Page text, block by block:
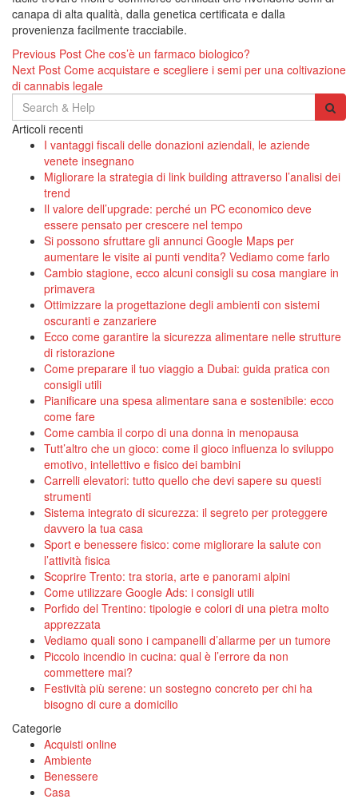
canapa di alta qualità, dalla genetica certificata e dalla
provenienza facilmente tracciabile.
Navigazione
articoli
Previous Post Che cos’è un farmaco biologico?
Next Post Come acquistare e scegliere i semi per una coltivazione
di cannabis legale
Search
for:
Articoli recenti
I vantaggi fiscali delle donazioni aziendali, le aziende
venete insegnano
Migliorare la strategia di link building attraverso l’analisi dei
trend
Il valore dell’upgrade: perché un PC economico deve
essere pensato per crescere nel tempo
Si possono sfruttare gli annunci Google Maps per
aumentare le visite ai punti vendita? Vediamo come farlo
Cambio stagione, ecco alcuni consigli su cosa mangiare in
primavera
Ottimizzare la progettazione degli ambienti con sistemi
oscuranti e zanzariere
Ecco come garantire la sicurezza alimentare nelle strutture
di ristorazione
Come preparare il tuo viaggio a Dubai: guida pratica con
consigli utili
Pianificare una spesa alimentare sana e sostenibile: ecco
come fare
Come cambia il corpo di una donna in menopausa
Tutt’altro che un gioco: come il gioco influenza lo sviluppo
emotivo, intellettivo e fisico dei bambini
Carrelli elevatori: tutto quello che devi sapere su questi
strumenti
Sistema integrato di sicurezza: il segreto per proteggere
davvero la tua casa
Sport e benessere fisico: come migliorare la salute con
l’attività fisica
Scoprire Trento: tra storia, arte e panorami alpini
Come utilizzare Google Ads: i consigli utili
Porfido del Trentino: tipologie e colori di una pietra molto
apprezzata
Vediamo quali sono i campanelli d’allarme per un tumore
Piccolo incendio in cucina: qual è l’errore da non
commettere mai?
Festività più serene: un sostegno concreto per chi ha
bisogno di cure a domicilio
Categorie
Acquisti online
Ambiente
Benessere
Casa